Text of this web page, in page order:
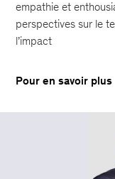
empathie et
perspectives sur le
l’impact
Pour en savoir plus